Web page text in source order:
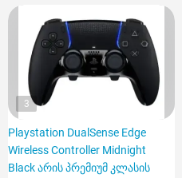
3
Playstation DualSense Edge
Wireless Controller Midnight
Black არის პრემიუმ კლასის